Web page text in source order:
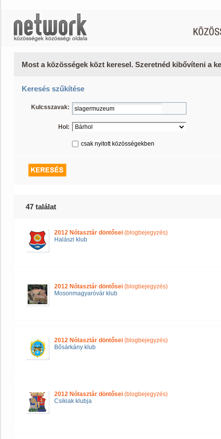
Most a közösségek közt keresel. Szeretnéd kibővíteni a
Keresés szűkítése
Kulcsszavak:
Hol:
csak nyitott közösségekben
47 találat
2012 Nótasztár döntősei (blogbejegyzés)
Halászi klub
2012 Nótasztár döntősei (blogbejegyzés)
Mosonmagyaróvár klub
2012 Nótasztár döntősei (blogbejegyzés)
Bősárkány klub
2012 Nótasztár döntősei (blogbejegyzés)
Csikiak klubja